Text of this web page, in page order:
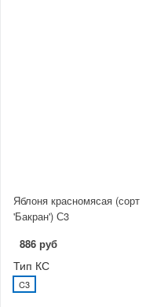
Яблоня красномясая (сорт
'Бакран') С3
886 руб
Тип КС
C3